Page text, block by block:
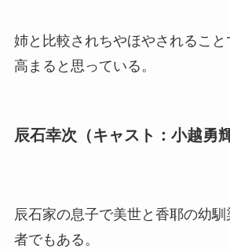
姉と比較されちやほやされるこ
高まると思っている。
辰石幸次（キャスト：小越勇輝
辰石家の息子で美世と香耶の幼
者でもある。